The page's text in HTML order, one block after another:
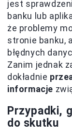
jest
banku lub
że problemy
stronie banku,
błędnych
Zanim jednak
dokładnie
informacje
Przypadki,
do skutku